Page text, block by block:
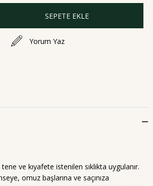
Yorum Yaz
ve kıyafete istenilen sıklıkta uygulanır.
omuz başlarına ve saçınıza